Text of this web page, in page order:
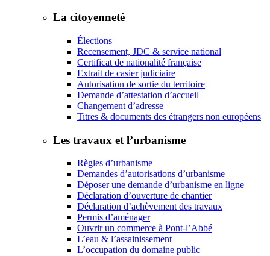
La citoyenneté
Élections
Recensement, JDC & service national
Certificat de nationalité française
Extrait de casier judiciaire
Autorisation de sortie du territoire
Demande d’attestation d’accueil
Changement d’adresse
Titres & documents des étrangers non européens
Les travaux et l’urbanisme
Règles d’urbanisme
Demandes d’autorisations d’urbanisme
Déposer une demande d’urbanisme en ligne
Déclaration d’ouverture de chantier
Déclaration d’achèvement des travaux
Permis d’aménager
Ouvrir un commerce à Pont-l’Abbé
L’eau & l’assainissement
L’occupation du domaine public